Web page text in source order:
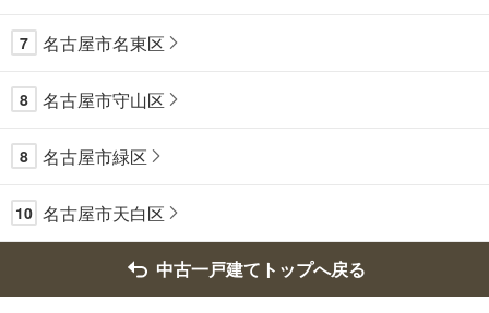
7 名古屋市名東区
8 名古屋市守山区
8 名古屋市緑区
10 名古屋市天白区
中古一戸建てトップへ戻る